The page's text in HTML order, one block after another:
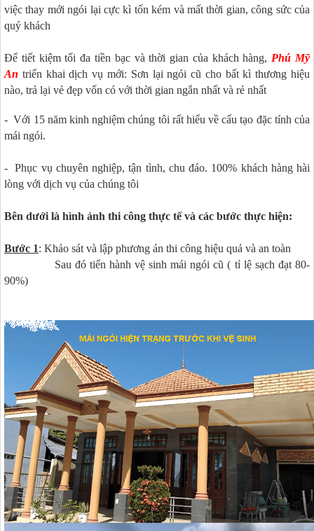
việc thay mới ngói lại cực kì tốn kém và mất thời gian, công sức của
quý khách
Để tiết kiệm tối đa tiền bạc và thời gian của khách hàng, Phú Mỹ
An triển khai dịch vụ mới: Sơn lại ngói cũ cho bất kì thương hiệu
nào, trả lại vẻ đẹp vốn có với thời gian ngắn nhất và rẻ nhất
- Với 15 năm kinh nghiệm chúng tôi rất hiểu về cấu tạo đặc tính của
mái ngói.
- Phục vụ chuyên nghiệp, tận tình, chu đáo. 100% khách hàng hài
lòng với dịch vụ của chúng tôi
Bên dưới là hình ảnh thi công thực tế và các bước thực hiện:
Bước 1: Khảo sát và lập phương án thi công hiệu quả và an toàn
Sau đó tiến hành vệ sinh mái ngói cũ ( tỉ lệ sạch đạt 80-
90%)